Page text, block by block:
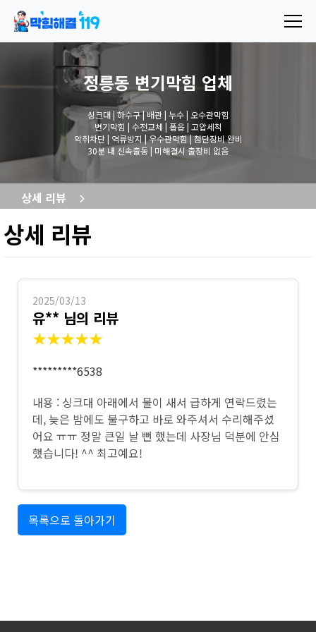
정릉동 변기막힘 업체
싱크대 | 하수구 | 배관 | 누수 | 오수관막힘
변기막힘 | 수전교체 | 폽옵 | 고압세척
악취차단 | 역류방지 | 우수관막힘 | 첨단장비 완비
30분 내 신속출동 | 미해결시 출장비 없음
상세 리뷰
상세 리뷰
2025/03/13
유** 님의 리뷰
★★★★★
*********6538
내용 : 싱크대 아래에서 물이 새서 급하게 연락드렸는
데, 늦은 밤에도 불구하고 바로 와주셔서 수리해주셨
어요 ㅠㅠ 정말 큰일 날 뻔 했는데 사장님 덕분에 안심
했습니다! ^^ 최고예요!
목록으로 돌아가기